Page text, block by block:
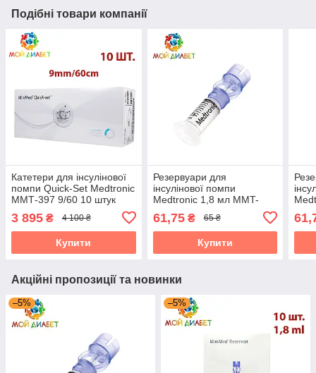
Подібні товари компанії
Катетери для інсулінової
помпи Quick-Set Medtronic
ММТ-397 9/60 10 штук
3 895 ₴ 4 100 ₴
Купити
Резервуари для
інсулінової помпи
Medtronic 1,8 мл MMT-
61,75₴ 65 ₴
Купити
Акційні пропозиції та новинки
–5% –5%